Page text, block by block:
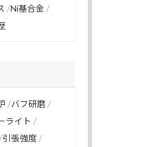
Ni基合金
バフ研磨
ライト
引張強度